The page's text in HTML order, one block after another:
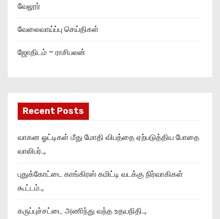
வேலூர்
வேலைவாய்ப்பு செய்திகள்
ஜோதிடம் – ராசிபலன்
Recent Posts
வாகன ஓட்டிகள் மீது மோதி விபத்தை ஏற்படுத்திய போதை
வாலிபர்..,
புதுக்கோட்டை காங்கிரஸ் கமிட்டி வடக்கு நிர்வாகிகள்
கூட்டம்..,
கருப்புச்சட்டை அணிந்து வந்த உதயநிதி..,